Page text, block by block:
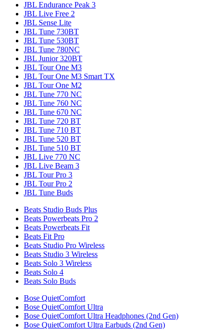
JBL Endurance Peak 3
JBL Live Free 2
JBL Sense Lite
JBL Tune 730BT
JBL Tune 530BT
JBL Tune 780NC
JBL Junior 320BT
JBL Tour One M3
JBL Tour One M3 Smart TX
JBL Tour One M2
JBL Tune 770 NC
JBL Tune 760 NC
JBL Tune 670 NC
JBL Tune 720 BT
JBL Tune 710 BT
JBL Tune 520 BT
JBL Tune 510 BT
JBL Live 770 NC
JBL Live Beam 3
JBL Tour Pro 3
JBL Tour Pro 2
JBL Tune Buds
Beats Studio Buds Plus
Beats Powerbeats Pro 2
Beats Powerbeats Fit
Beats Fit Pro
Beats Studio Pro Wireless
Beats Studio 3 Wireless
Beats Solo 3 Wireless
Beats Solo 4
Beats Solo Buds
Bose QuietComfort
Bose QuietComfort Ultra
Bose QuietComfort Ultra Headphones (2nd Gen)
Bose QuietComfort Ultra Earbuds (2nd Gen)